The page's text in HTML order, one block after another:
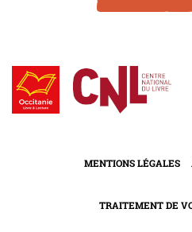
MENTIONS LÉGALES
TRAITEMENT DE